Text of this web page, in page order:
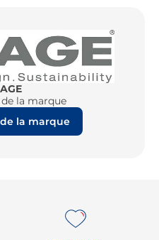
la marque
la marque